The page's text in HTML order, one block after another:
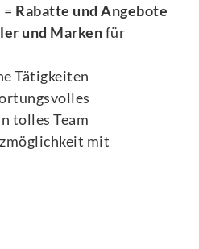
Rabatte und Angebote
und Markenfür
Tätigkeiten
tolles Team
mit